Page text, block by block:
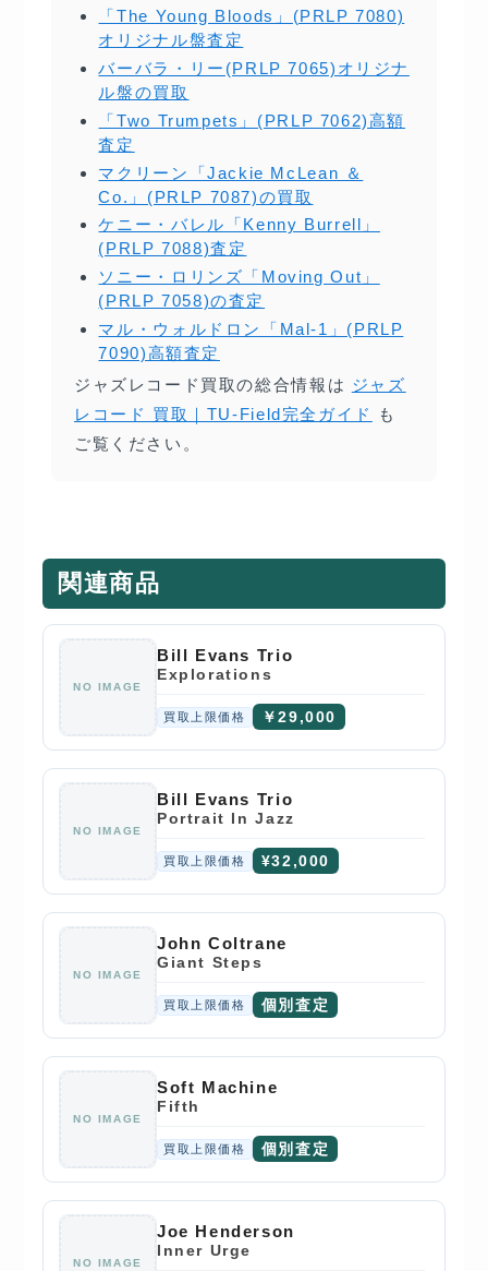
「The Young Bloods」(PRLP 7080)
オリジナル盤査定
バーバラ・リー(PRLP 7065)オリジナ
ル盤の買取
「Two Trumpets」(PRLP 7062)高額
査定
マクリーン「Jackie McLean ＆
Co.」(PRLP 7087)の買取
ケニー・バレル「Kenny Burrell」
(PRLP 7088)査定
ソニー・ロリンズ「Moving Out」
(PRLP 7058)の査定
マル・ウォルドロン「Mal-1」(PRLP
7090)高額査定
ジャズレコード買取の総合情報は ジャズ
レコード 買取｜TU-Field完全ガイド
も
ご覧ください。
関連商品
NO IMAGE
Bill Evans Trio
Explorations
買取上限価格 ￥29,000
NO IMAGE
Bill Evans Trio
Portrait In Jazz
買取上限価格 ¥32,000
NO IMAGE
John Coltrane
Giant Steps
買取上限価格 個別査定
NO IMAGE
Soft Machine
Fifth
買取上限価格 個別査定
NO IMAGE
Joe Henderson
Inner Urge